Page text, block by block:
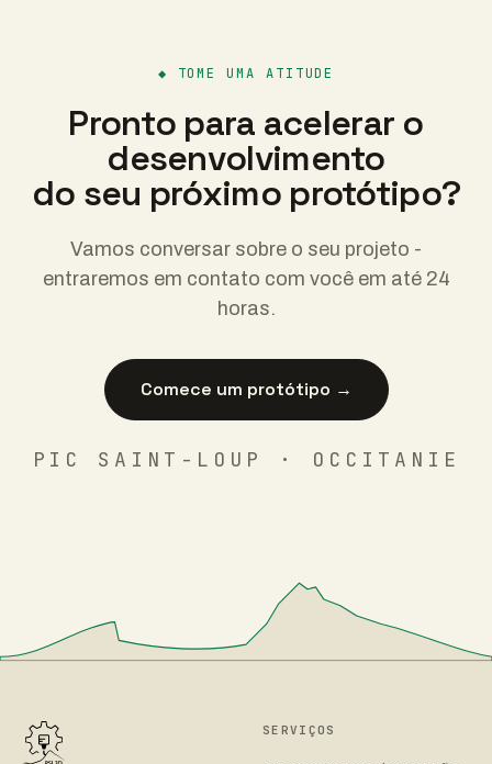
◆ TOME UMA ATITUDE
Pronto para acelerar o
desenvolvimento
do seu próximo protótipo?
Vamos conversar sobre o seu projeto -
entraremos em contato com você em até 24
horas.
Comece um protótipo →
PIC SAINT-LOUP · OCCITANIE
SERVIÇOS